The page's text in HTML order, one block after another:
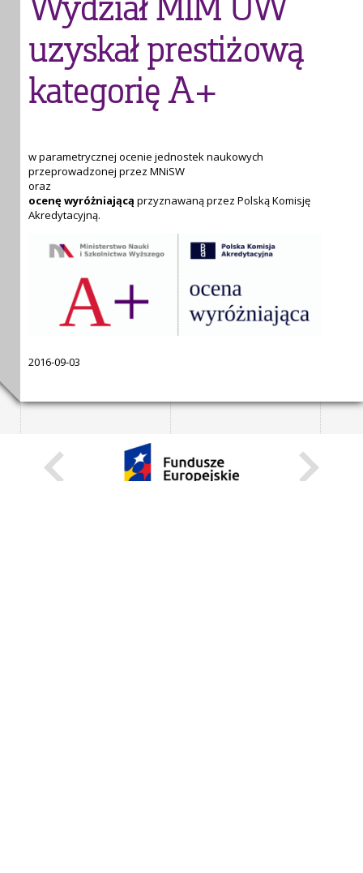
Wydział MIM UW
uzyskał prestiżową
kategorię A+
w parametrycznej ocenie jednostek naukowych
przeprowadzonej przez MNiSW
oraz
ocenę wyróżniającą przyznawaną przez Polską Komisję
Akredytacyjną.
2016-09-03